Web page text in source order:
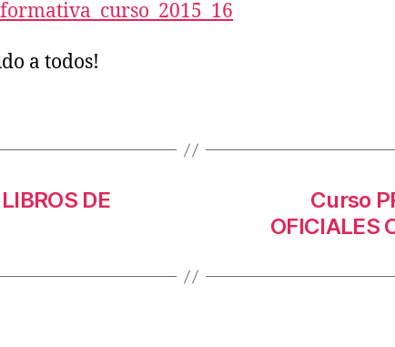
a todos!
DE
Curso
OFICIALES